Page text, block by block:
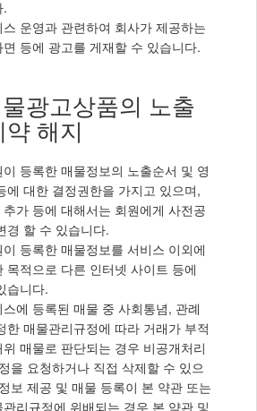
.
운영과 관련하여 회사가 제공하는
등에 광고를 게재할 수 있습니다.
광고상품의 노출
약 해지
등록한 매물정보의 노출순서 및 영
에 대한 결정권한을 가지고 있으며,
가 등에 대해서는 회원에게 사전공
경 할 수 있습니다.
등록한 매물정보를 서비스 이외에
목적으로 다른 인터넷 사이트 등에
습니다.
에 등록된 매물 중 사회통념, 관례
한 매물관리규정에 따라 거래가 부적
매물로 판단되는 경우 비공개처리
을 요청하거나 직접 삭제할 수 있으
보 제공 및 매물 등록이 본 약관 또는
리규정에 위배되는 경우 본 약관 및